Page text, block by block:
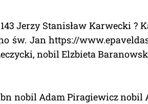
Jerzy Stanisław Karwecki ?
św. Jan https://
nobil Elzbieta
nobil Adam Piragiewicz